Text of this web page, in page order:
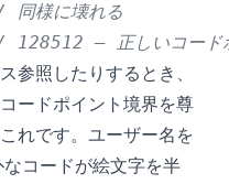
様に壊れる
— 正しいコード
参照したりするとき、
ードポイント境界を尊
れです。ユーザー名を
コードが絵文字を半